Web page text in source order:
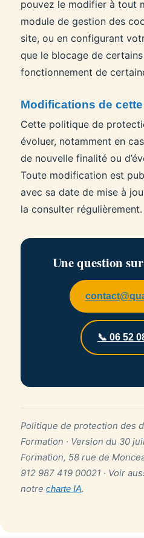
pouvez le modifier à tout
module de gestion des
site, ou en configurant
que le blocage de
fonctionnement de
Modifications de
Cette politique de
évoluer, notamment en
de nouvelle finalité ou
Toute modification est
avec sa date de mise à
la consulter régulièrement.
Une question
📞 06 52
Politique de protection des
Formation · Version du 30
Formation, 58 rue de
912 987 419 00021 · Voir
notre charte IA.